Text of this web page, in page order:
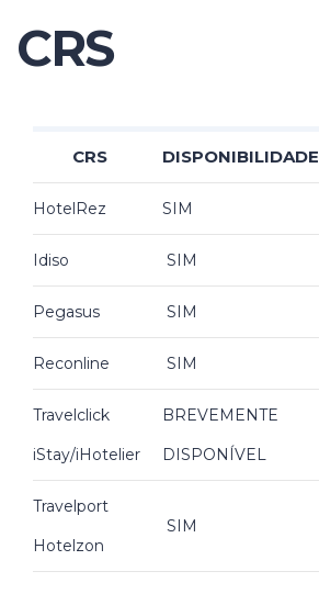
CRS
CRS DISPONIBILIDADE
HotelRez SIM
Idiso SIM
Pegasus SIM
Reconline SIM
Travelclick
iStay/iHotelier
BREVEMENTE
DISPONÍVEL
Travelport
Hotelzon
SIM